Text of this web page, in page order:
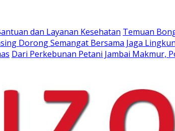
dan Layanan Kesehatan Temuan
Dorong Semangat Bersama Jaga
Dari Perkebunan Petani Jambai Makmur,